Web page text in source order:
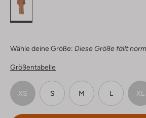
Wähle deine Größe: Diese Größe fällt
Größentabelle
XS S M L XL